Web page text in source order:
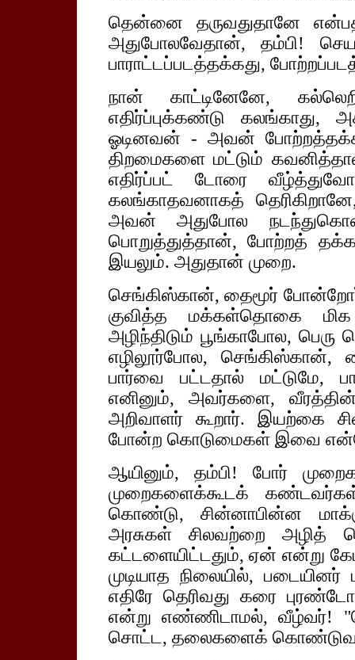
தென்னை தருவதுதானே
அதுபோலவேதான், தம்பி!
பாராட்டப்படத்தக்கது,
நான் காட்டினேனே,
எதிர்ப்புக்கண்டு கலங்காது,
ஓடினவன் - அவன்
திறமைகளை மட்டும்
எதிர்ப்பட் டோரை
கலங்காதவனாகத்
அவன் அதுபோல
பொறுத்துத்தான், போற்றத்
இயலும். அதுதான் முறை.
செங்கிஸ்கான், தைமூர்
குவித்த மக்கள்தொகை மிக
அழிந்திடும் பூங்காபோல, பெரு
எழிலூர்போல, செங்கிஸ்கான்,
பார்வை பட்டதால் மட்டுமே,
எனினும், அவர்களை,
அறிவாளர் கூறார். இயற்கை
போன்ற கொடுமைகள் இவை
ஆயினும், தம்பி! போர்
முறைகளைக்கூடக்
கொண்டு, சின்னாபின்ன
அரசுகள் சிலவற்றை அழித்
கட்டளையிட்டதும், ஏன் என்று
முடியாத நிலையில், படையினர்
எதிரே தெரிவது கரை
என்று எண்ணிடாமல், வீழ்வர்!
சொட்ட, தலைகளைக்